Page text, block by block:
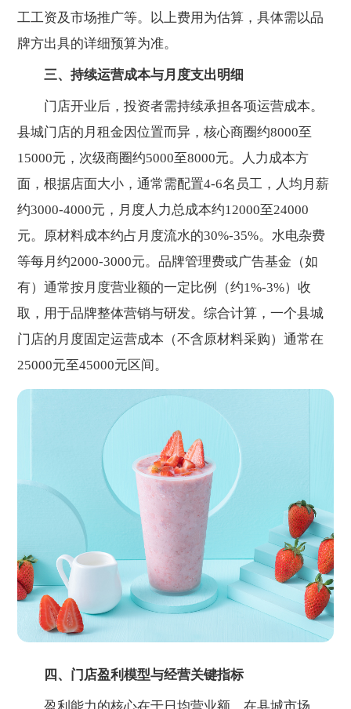
工工资及市场推广等。以上费用为估算，具体需以品
牌方出具的详细预算为准。
三、持续运营成本与月度支出明细
门店开业后，投资者需持续承担各项运营成本。
县城门店的月租金因位置而异，核心商圈约8000至
15000元，次级商圈约5000至8000元。人力成本方
面，根据店面大小，通常需配置4-6名员工，人均月薪
约3000-4000元，月度人力总成本约12000至24000
元。原材料成本约占月度流水的30%-35%。水电杂费
等每月约2000-3000元。品牌管理费或广告基金（如
有）通常按月度营业额的一定比例（约1%-3%）收
取，用于品牌整体营销与研发。综合计算，一个县城
门店的月度固定运营成本（不含原材料采购）通常在
25000元至45000元区间。
四、门店盈利模型与经营关键指标